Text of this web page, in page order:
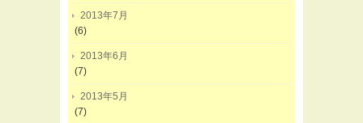
2013年7月
(6)
2013年6月
(7)
2013年5月
(7)